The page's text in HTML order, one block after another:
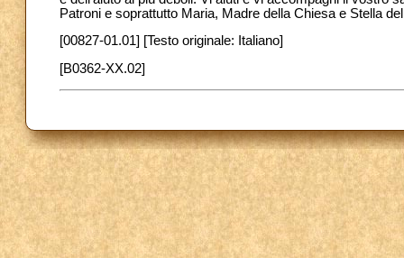
Patroni e soprattutto Maria, Madre della Chiesa e Stella
[00827-01.01] [Testo originale: Italiano]
[B0362-XX.02]